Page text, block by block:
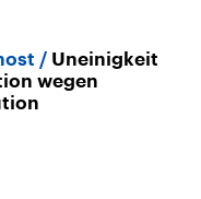
Uneinigkeit
wegen